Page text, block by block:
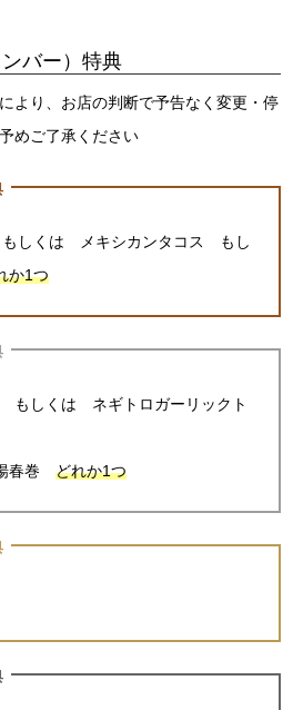
バー）特典
より、お店の判断で予告なく変更・停
めご了承ください
しくは メキシカンタコス もし
か1つ
もしくは ネギトロガーリックト
春巻 どれか1つ